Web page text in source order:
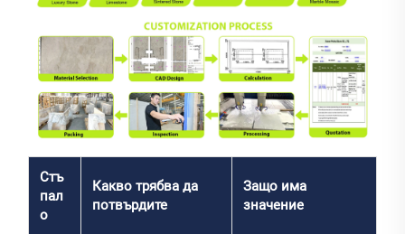
Стъ
пал
о
Какво трябва да
потвърдите
Защо има
значение